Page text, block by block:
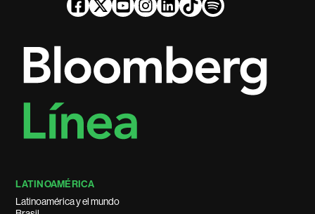
LATINOAMÉRICA
Latinoamérica y el mundo